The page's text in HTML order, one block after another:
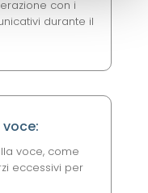
con i
durante il
voce, come
eccessivi per